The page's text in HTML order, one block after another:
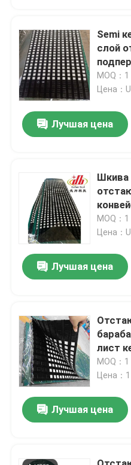
контроль качества
контактные данные
Новости
Вкладыш глинозема
керамический
Отстающий шкива
двойная доска юбки
Адвокатуры удара
кровать удара
Semi
слой
MOQ：1
Цена：
Лучшая цена
Шкива
MOQ：
Цена：
Лучшая цена
лист
MOQ：1
Цена：1
Лучшая цена